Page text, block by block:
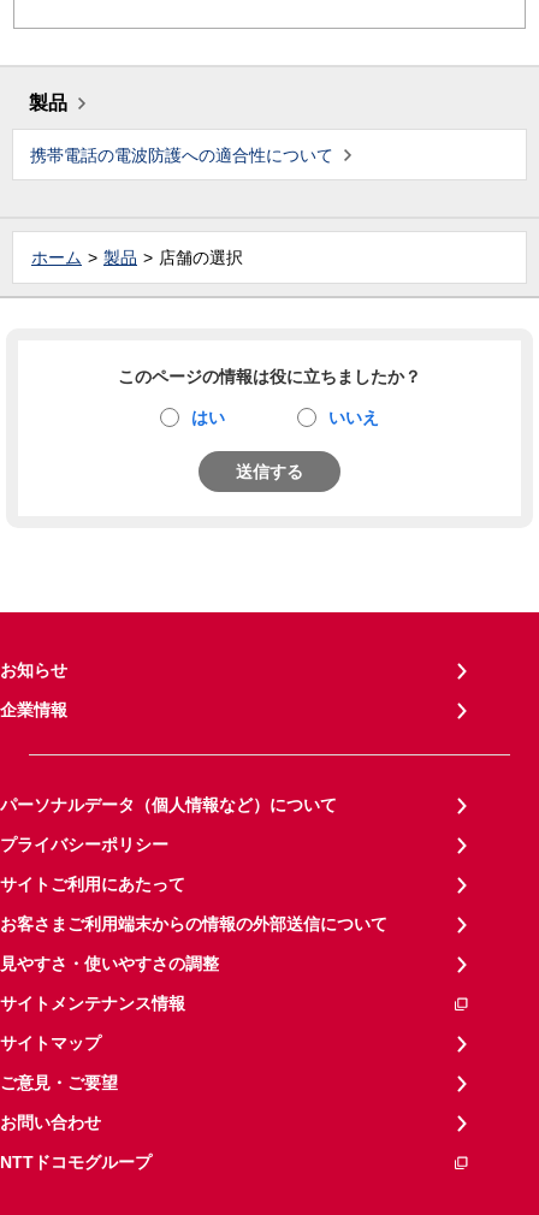
製品
携帯電話の電波防護への適合性について
ホーム 製品 店舗の選択
このページの情報は役に立ちましたか？
はい いいえ
送信する
お知らせ
企業情報
パーソナルデータ（個人情報など）について
プライバシーポリシー
サイトご利用にあたって
お客さまご利用端末からの情報の外部送信について
見やすさ・使いやすさの調整
サイトメンテナンス情報
サイトマップ
ご意見・ご要望
お問い合わせ
NTTドコモグループ